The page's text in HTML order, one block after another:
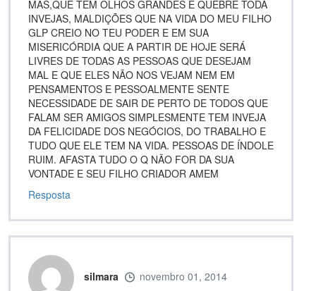
MÁS,QUE TEM OLHOS GRANDES E QUEBRE TODA
INVEJAS, MALDIÇÕES QUE NA VIDA DO MEU FILHO
GLP CREIO NO TEU PODER E EM SUA
MISERICÓRDIA QUE A PARTIR DE HOJE SERÁ
LIVRES DE TODAS AS PESSOAS QUE DESEJAM
MAL E QUE ELES NÃO NOS VEJAM NEM EM
PENSAMENTOS E PESSOALMENTE SENTE
NECESSIDADE DE SAIR DE PERTO DE TODOS QUE
FALAM SER AMIGOS SIMPLESMENTE TEM INVEJA
DA FELICIDADE DOS NEGÓCIOS, DO TRABALHO E
TUDO QUE ELE TEM NA VIDA. PESSOAS DE ÍNDOLE
RUIM. AFASTA TUDO O Q NÃO FOR DA SUA
VONTADE E SEU FILHO CRIADOR AMEM
Resposta
silmara novembro 01, 2014